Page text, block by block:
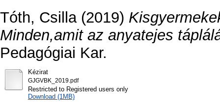
Tóth, Csilla(2019)
Minden,amit az anyatejes
Pedagógiai Kar.
Kézirat
GJGVBK_2019.pdf
Restricted to Registered users only
Download (1MB)